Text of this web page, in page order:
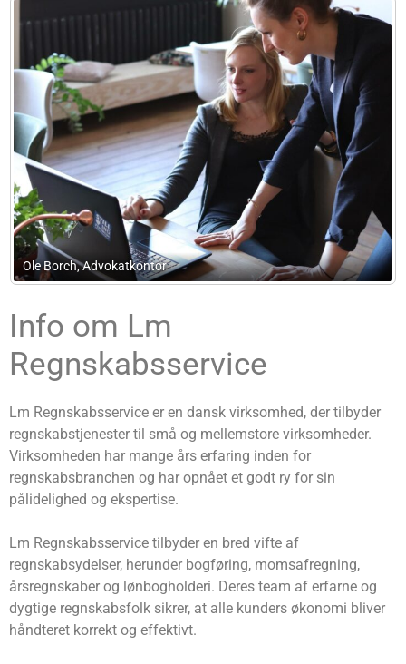
Dansk Advokat Inkasso Af 8/1
Info om Lm
Regnskabsservice
Lm Regnskabsservice er en dansk virksomhed, der tilbyder
regnskabstjenester til små og mellemstore virksomheder.
Virksomheden har mange års erfaring inden for
regnskabsbranchen og har opnået et godt ry for sin
pålidelighed og ekspertise.
Lm Regnskabsservice tilbyder en bred vifte af
regnskabsydelser, herunder bogføring, momsafregning,
årsregnskaber og lønbogholderi. Deres team af erfarne og
dygtige regnskabsfolk sikrer, at alle kunders økonomi bliver
håndteret korrekt og effektivt.